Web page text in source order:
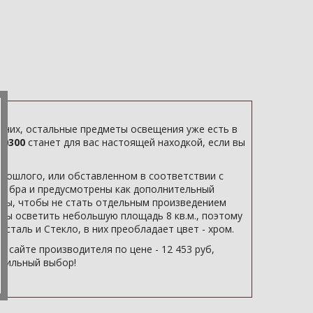
остальные предметы освещения уже есть в
станет для вас настоящей находкой, если вы
или обставленном в соответствии с
бра и предусмотрены как дополнительный
чтобы не стать отдельным произведением
осветить небольшую площадь 8 кв.м., поэтому
и Стекло, в них преобладает цвет - хром.
сайте производителя по цене - 12 453 руб,
выбор!